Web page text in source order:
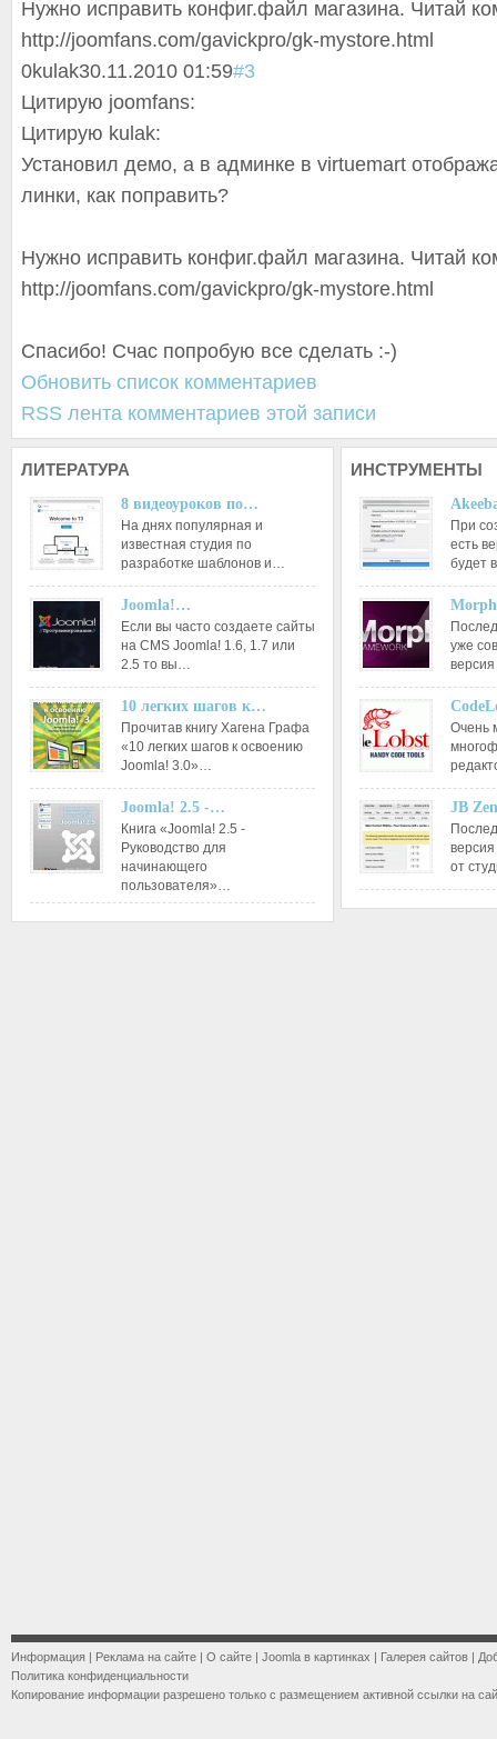
Нужно исправить конфиг.файл магазина. Читай
http://joomfans.com/gavickpro/gk-mystore.html
0kulak30.11.2010 01:59#3
Цитирую joomfans:
Цитирую kulak:
Установил демо, а в админке в virtuemart
линки, как поправить?
Нужно исправить конфиг.файл магазина. Читай
http://joomfans.com/gavickpro/gk-mystore.html
Спасибо! Счас попробую все сделать :-)
Обновить список комментариев
RSS лента комментариев этой записи
ЛИТЕРАТУРА
8 видеоуроков по…
На днях популярная и
известная студия по
разработке шаблонов и…
Joomla!…
Если вы часто создаете сайты
на CMS Joomla! 1.6, 1.7 или
2.5 то вы…
10 легких шагов к…
Прочитав книгу Хагена Графа
«10 легких шагов к освоению
Joomla! 3.0»…
Joomla! 2.5 -…
Книга «Joomla! 2.5 -
Руководство для
начинающего
пользователя»…
ИНСТРУМЕНТЫ
При
есть
будет
уже
Очень
JB
от
Информация | Реклама на сайте | О сайте | Joomla в картинках | Галерея сайтов |
Политика конфиденциальности
Копирование информации разрешено только с размещением активной ссылки на